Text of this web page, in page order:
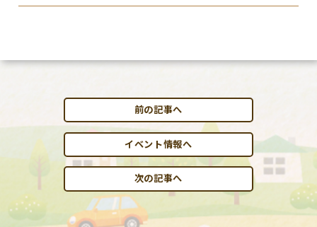
前の記事へ
イベント情報へ
次の記事へ